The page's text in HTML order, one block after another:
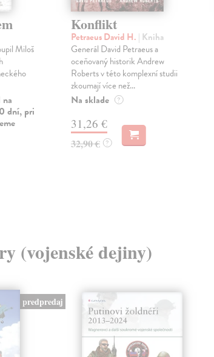
Miloš
dní, pri
Konflikt
Petraeus David H. | Kniha
Generál David Petraeus a
oceňovaný historik Andrew
Roberts v této komplexní studii
zkoumají více než...
Na sklade ?
31,26 €
32,90 € ?
(vojenské dejiny)
predpredaj